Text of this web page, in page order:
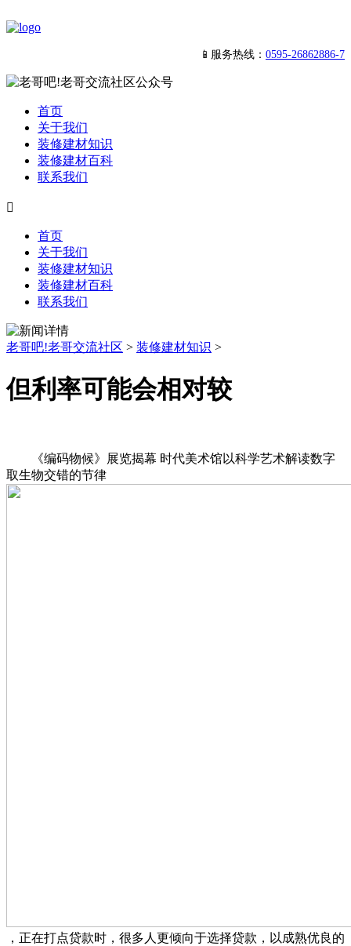
📱服务热线： 0595-26862886-7
首页
关于我们
装修建材知识
装修建材百科
联系我们

首页
关于我们
装修建材知识
装修建材百科
联系我们
老哥吧!老哥交流社区 > 装修建材知识 >
但利率可能会相对较
《编码物候》展览揭幕 时代美术馆以科学艺术解读数字
取生物交错的节律
，正在打点贷款时，很多人更倾向于选择贷款，以成熟优良的